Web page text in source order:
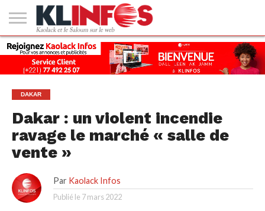
#2
(PAS
DE
TITRE)
KAOLACK
POLITIQUE
ECONOMIE
SOCIÉTÉ
CULTURE
PEOPLE
SPORT
SANTÉ
AFRIQUE
INTERNATIONAL
EMPLOI &
FORMATION
DAKAR
Dakar : un violent incendie
ravage le marché « salle de
vente »
Par Kaolack Infos
Publié le 7 mars 2022